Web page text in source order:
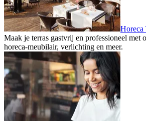
Horeca
Maak je terras gastvrij en professioneel met
horeca‑meubilair, verlichting en meer.